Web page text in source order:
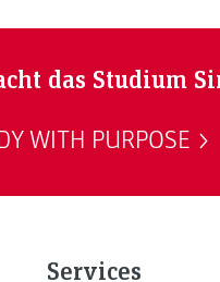
das Studium
WITH PURPOSE
Services